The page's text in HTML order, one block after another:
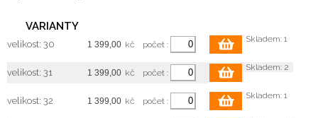
VARIANTY
velikost: 30 kč počet :
Skladem: 1
velikost: 31 kč počet :
Skladem: 2
velikost: 32 kč počet :
Skladem: 1